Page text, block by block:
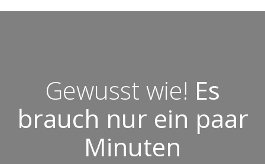
Gewusst wie! Es
brauch nur ein paar
Minuten